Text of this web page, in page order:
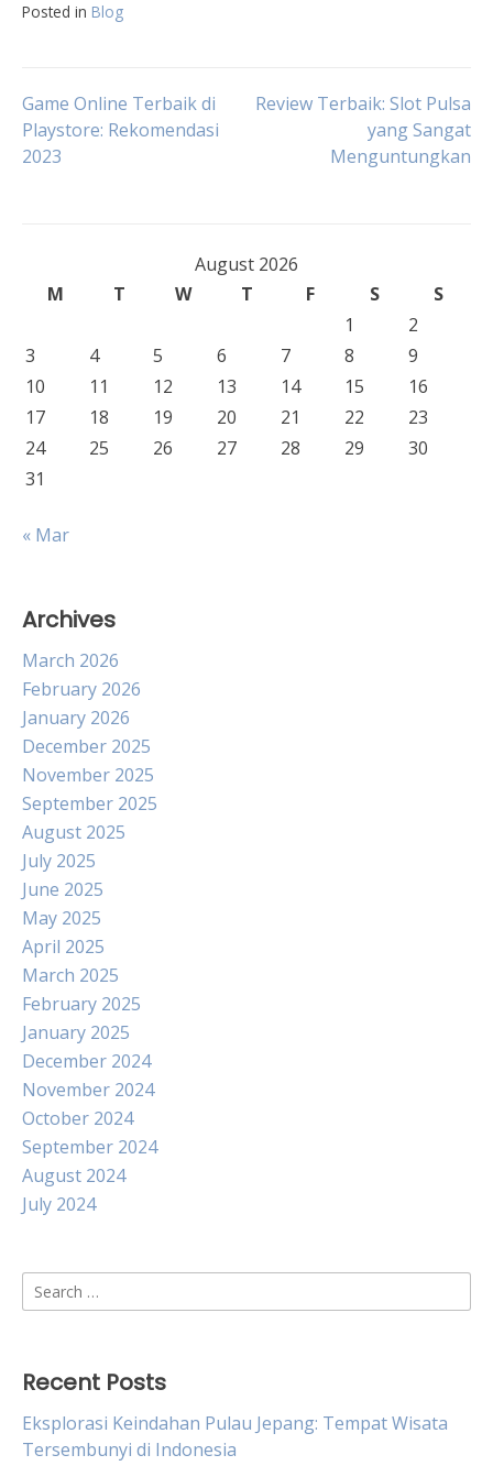
Posted in Blog
Post
navigation
Game Online Terbaik di
Playstore: Rekomendasi
2023
Review Terbaik: Slot Pulsa
yang Sangat
Menguntungkan
August 2026
M
T W T F S
S
1
2
3
4 5 6 7 8
9
10
11 12 13 14 15
16
17
18 19 20 21 22
23
24
25 26 27 28 29
30
31
« Mar
Archives
March 2026
February 2026
January 2026
December 2025
November 2025
September 2025
August 2025
July 2025
June 2025
May 2025
April 2025
March 2025
February 2025
January 2025
December 2024
November 2024
October 2024
September 2024
August 2024
July 2024
Search
for:
Recent Posts
Eksplorasi Keindahan Pulau Jepang: Tempat Wisata
Tersembunyi di Indonesia